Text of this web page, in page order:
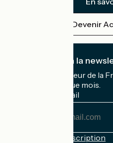
Devenir
Je m'abonne à la
Recevez le meilleur de la
boîte mail chaque mois.
Mon adresse mail
Conditions d'inscription